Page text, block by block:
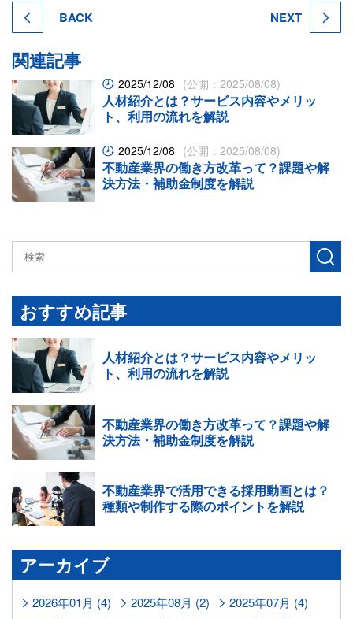
BACK NEXT
関連記事
2025/12/08 (公開：2025/08/08)
人材紹介とは？サービス内容やメリッ
ト、利用の流れを解説
2025/12/08 (公開：2025/08/08)
不動産業界の働き方改革って？課題や解
決方法・補助金制度を解説
検
す
おすすめ記事
人材紹介とは？サービス内容やメリッ
ト、利用の流れを解説
不動産業界の働き方改革って？課題や解
決方法・補助金制度を解説
不動産業界で活用できる採用動画とは？
種類や制作する際のポイントを解説
アーカイブ
2026年01月 (4) 2025年08月 (2)
2025年07月 (4)